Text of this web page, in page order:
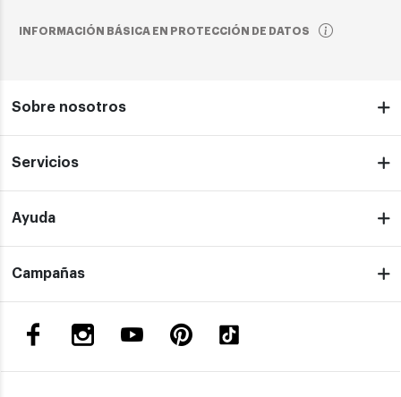
INFORMACIÓN BÁSICA EN PROTECCIÓN DE DATOS
Sobre nosotros
Servicios
Ayuda
Campañas